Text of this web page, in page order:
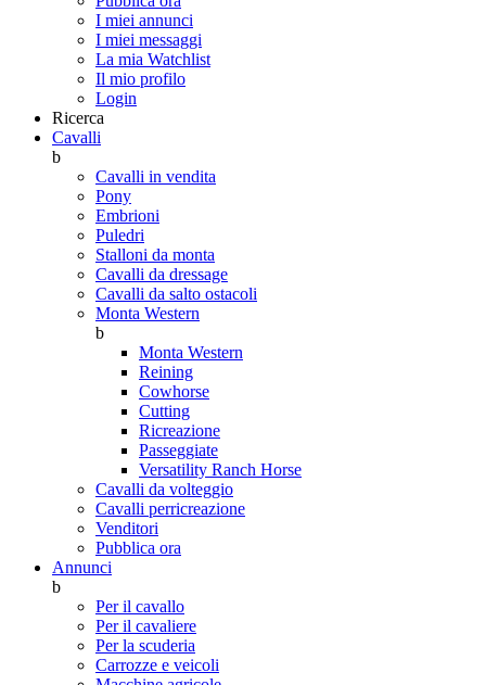
I miei annunci
I miei messaggi
La mia Watchlist
Il mio profilo
Login
Ricerca
Cavalli
b
Cavalli in vendita
Pony
Embrioni
Puledri
Stalloni da monta
Cavalli da dressage
Cavalli da salto ostacoli
Monta Western
b
Monta Western
Reining
Cowhorse
Cutting
Ricreazione
Passeggiate
Versatility Ranch Horse
Cavalli da volteggio
Cavalli perricreazione
Venditori
Pubblica ora
Annunci
b
Per il cavallo
Per il cavaliere
Per la scuderia
Carrozze e veicoli